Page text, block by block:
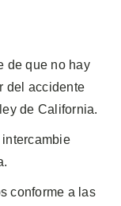
de que no hay
del accidente
de California.
conforme a las